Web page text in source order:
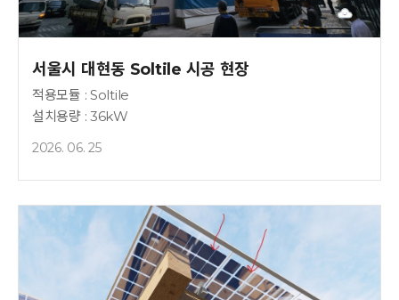
서울시 대현동 Soltile 시공 현장
적용모듈 : Soltile
설치용량 : 36kW
2026. 06. 25